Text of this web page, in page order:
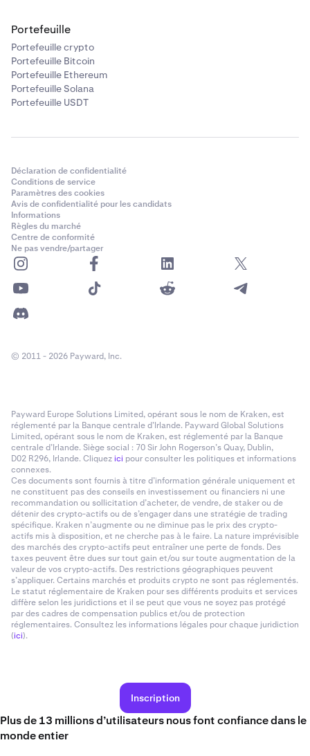
Inscription
Plus de 13 millions d’utilisateurs nous font confiance dans le
monde entier
Portefeuille
Portefeuille crypto
Portefeuille Bitcoin
Portefeuille Ethereum
Portefeuille Solana
Portefeuille USDT
Déclaration de confidentialité
Conditions de service
Paramètres des cookies
Avis de confidentialité pour les candidats
Informations
Règles du marché
Centre de conformité
Ne pas vendre/partager
© 2011 - 2026 Payward, Inc.
Payward Europe Solutions Limited, opérant sous le nom de Kraken, est
réglementé par la Banque centrale d’Irlande. Payward Global Solutions
Limited, opérant sous le nom de Kraken, est réglementé par la Banque
centrale d’Irlande. Siège social : 70 Sir John Rogerson’s Quay, Dublin,
D02 R296, Irlande. Cliquezici pour consulter les politiques et informations
connexes.
Ces documents sont fournis à titre d’information générale uniquement et
ne constituent pas des conseils en investissement ou financiers ni une
recommandation ou sollicitation d’acheter, de vendre, de staker ou de
détenir des crypto-actifs ou de s’engager dans une stratégie de trading
spécifique. Kraken n’augmente ou ne diminue pas le prix des crypto-
actifs mis à disposition, et ne cherche pas à le faire. La nature imprévisible
des marchés des crypto-actifs peut entraîner une perte de fonds. Des
taxes peuvent être dues sur tout gain et/ou sur toute augmentation de la
valeur de vos crypto-actifs. Des restrictions géographiques peuvent
s’appliquer. Certains marchés et produits crypto ne sont pas réglementés.
Le statut réglementaire de Kraken pour ses différents produits et services
diffère selon les juridictions et il se peut que vous ne soyez pas protégé
par des cadres de compensation publics et/ou de protection
réglementaires. Consultez les informations légales pour chaque juridiction
(ici).